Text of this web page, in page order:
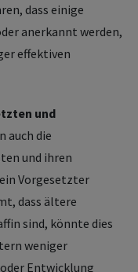
dass einige
anerkannt werden,
effektiven
und
auch die
und ihren
Vorgesetzter
dass ältere
sind, könnte dies
weniger
Entwicklung